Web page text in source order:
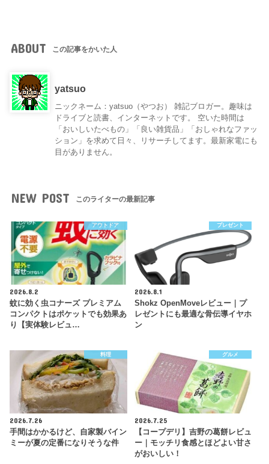
ABOUT この記事をかいた人
yatsuo
ニックネーム：yatsuo（やつお） 雑記ブロガー。趣味は
ドライブと読書、インターネットです。 空いた時間は
「おいしいたべもの」「良い雑貨品」「おしゃれなファッ
ション」を求めて日々、リサーチしてます。最新家電にも
目がありません。
NEW POST このライターの最新記事
アウトドア
2026.8.2
蚊に効く虫コナーズ プレミアム
コンパクトはポケットでも効果あ
り【実体験レビュ…
プレゼント
2026.8.1
Shokz OpenMoveレビュー｜プ
レゼントにも最適な骨伝導イヤホ
ン
料理
2026.7.26
手間はかかるけど、自家製バイン
ミーが夏の定番になりそうな件
グルメ
2026.7.25
【コープデリ】吉野の葛餅レビュ
ー｜モッチリ食感とほどよい甘さ
がおいしい！